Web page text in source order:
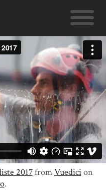
2017fromVuedicion
.